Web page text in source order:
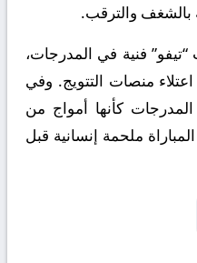
والترقب.
فنية في المدرجات،
منصات التتويج. وفي
كأنها أمواج من
ملحمة إنسانية قبل